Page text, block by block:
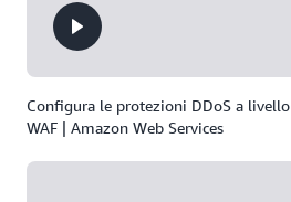
Configura le protezioni DDoS a
WAF | Amazon Web Services